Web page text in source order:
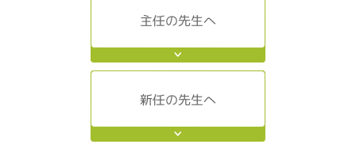
主任の先生へ
新任の先生へ